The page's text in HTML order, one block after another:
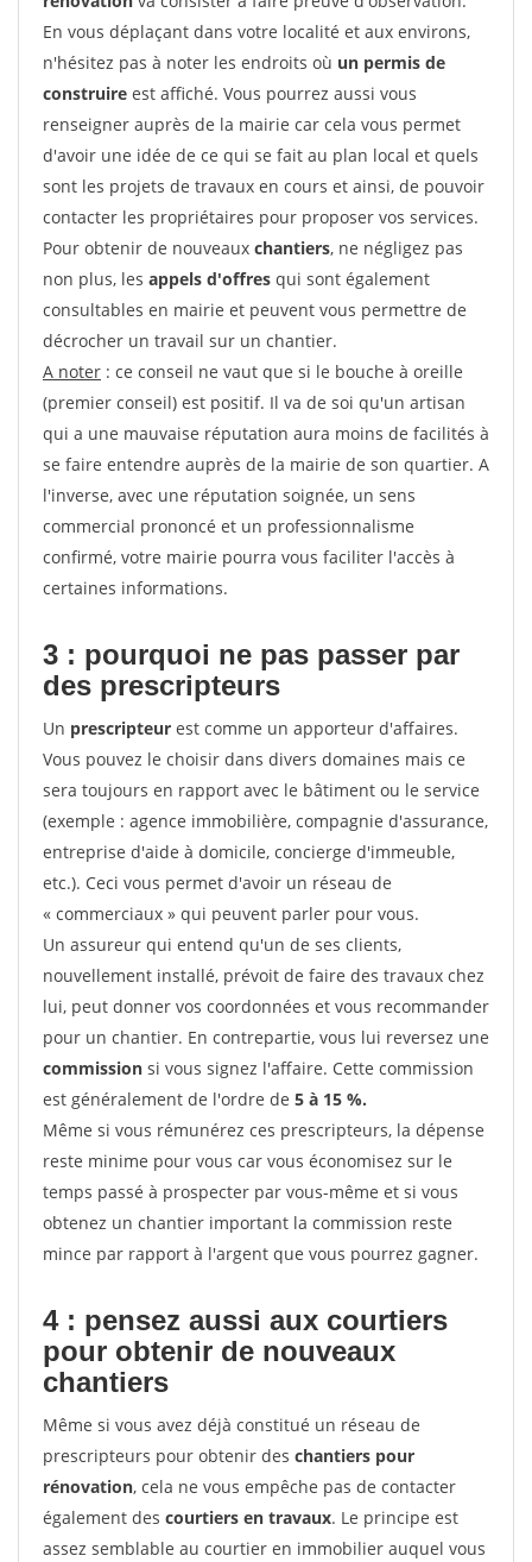
En vous déplaçant dans votre localité et aux environs,
n'hésitez pas à noter les endroits où un permis de
construire est affiché. Vous pourrez aussi vous
renseigner auprès de la mairie car cela vous permet
d'avoir une idée de ce qui se fait au plan local et quels
sont les projets de travaux en cours et ainsi, de pouvoir
contacter les propriétaires pour proposer vos services.
Pour obtenir de nouveaux chantiers, ne négligez pas
non plus, les appels d'offres qui sont également
consultables en mairie et peuvent vous permettre de
décrocher un travail sur un chantier.
A noter : ce conseil ne vaut que si le bouche à oreille
(premier conseil) est positif. Il va de soi qu'un artisan
qui a une mauvaise réputation aura moins de facilités à
se faire entendre auprès de la mairie de son quartier. A
l'inverse, avec une réputation soignée, un sens
commercial prononcé et un professionnalisme
confirmé, votre mairie pourra vous faciliter l'accès à
certaines informations.
3 : pourquoi ne pas passer par
des prescripteurs
Un prescripteur est comme un apporteur d'affaires.
Vous pouvez le choisir dans divers domaines mais ce
sera toujours en rapport avec le bâtiment ou le service
(exemple : agence immobilière, compagnie d'assurance,
entreprise d'aide à domicile, concierge d'immeuble,
etc.). Ceci vous permet d'avoir un réseau de
« commerciaux » qui peuvent parler pour vous.
Un assureur qui entend qu'un de ses clients,
nouvellement installé, prévoit de faire des travaux chez
lui, peut donner vos coordonnées et vous recommander
pour un chantier. En contrepartie, vous lui reversez une
commission si vous signez l'affaire. Cette commission
est généralement de l'ordre de 5 à 15 %.
Même si vous rémunérez ces prescripteurs, la dépense
reste minime pour vous car vous économisez sur le
temps passé à prospecter par vous-même et si vous
obtenez un chantier important la commission reste
mince par rapport à l'argent que vous pourrez gagner.
4 : pensez aussi aux courtiers
pour obtenir de nouveaux
chantiers
Même si vous avez déjà constitué un réseau de
prescripteurs pour obtenir des chantiers pour
rénovation, cela ne vous empêche pas de contacter
également des courtiers en travaux. Le principe est
assez semblable au courtier en immobilier auquel vous